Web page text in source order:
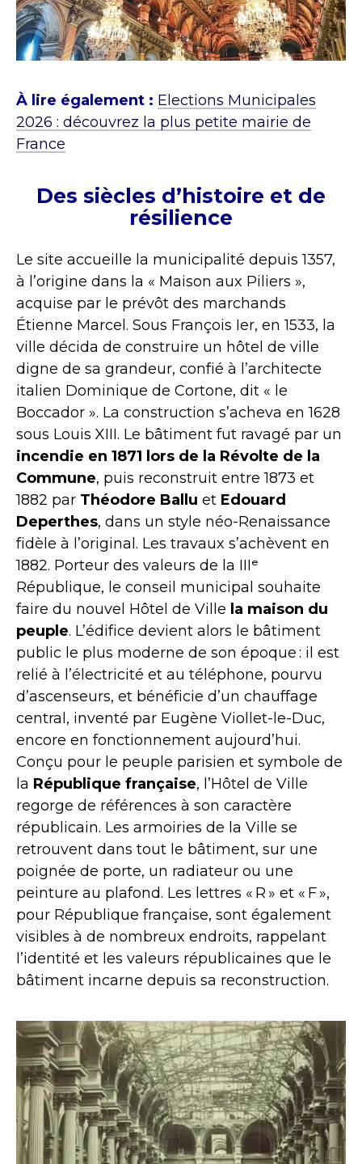
À lire également : Elections Municipales
2026 : découvrez la plus petite mairie de
France
Des siècles d’histoire et de
résilience
Le site accueille la municipalité depuis 1357,
à l’origine dans la « Maison aux Piliers »,
acquise par le prévôt des marchands
Étienne Marcel. Sous François Ier, en 1533, la
ville décida de construire un hôtel de ville
digne de sa grandeur, confié à l’architecte
italien Dominique de Cortone, dit « le
Boccador ». La construction s’acheva en 1628
sous Louis XIII. Le bâtiment fut ravagé par un
incendie en 1871 lors de la Révolte de la
Commune, puis reconstruit entre 1873 et
1882 par Théodore Ballu et Edouard
Deperthes, dans un style néo-Renaissance
fidèle à l’original. Les travaux s’achèvent en
1882. Porteur des valeurs de la IIIᵉ
République, le conseil municipal souhaite
faire du nouvel Hôtel de Ville la maison du
peuple. L’édifice devient alors le bâtiment
public le plus moderne de son époque : il est
relié à l’électricité et au téléphone, pourvu
d’ascenseurs, et bénéficie d’un chauffage
central, inventé par Eugène Viollet-le-Duc,
encore en fonctionnement aujourd’hui.
Conçu pour le peuple parisien et symbole de
la République française, l’Hôtel de Ville
regorge de références à son caractère
républicain. Les armoiries de la Ville se
retrouvent dans tout le bâtiment, sur une
poignée de porte, un radiateur ou une
peinture au plafond. Les lettres « R » et « F »,
pour République française, sont également
visibles à de nombreux endroits, rappelant
l’identité et les valeurs républicaines que le
bâtiment incarne depuis sa reconstruction.